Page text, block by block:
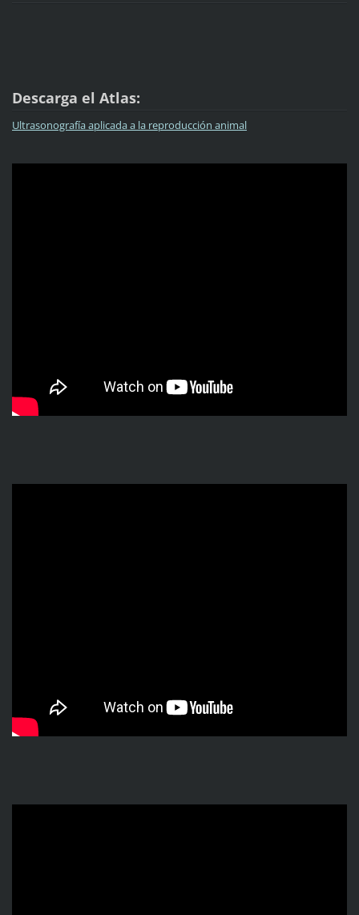
Descarga el Atlas:
Ultrasonografía aplicada a la reproducción animal